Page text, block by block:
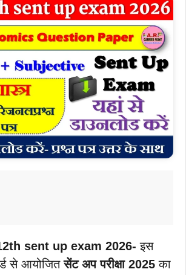
sent up exam 2026- इस
से आयोजितसेंट अप परीक्षा 2025 का